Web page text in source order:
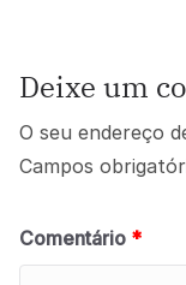
Deixe um
O seu endereço
Campos
Comentário *